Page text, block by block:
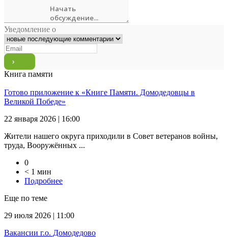
Уведомление о
Книга памяти
Готово приложение к «Книге Памяти. Домодедовцы в
Великой Победе»
22 января 2026 | 16:00
Жители нашего округа приходили в Совет ветеранов войны,
труда, Вооружённых ...
0
< 1 мин
Подробнее
Еще по теме
29 июля 2026 | 11:00
Вакансии г.о. Домодедово